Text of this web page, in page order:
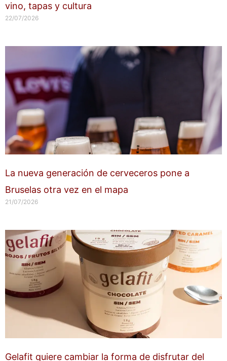
vino, tapas y cultura
22/07/2026
La nueva generación de cerveceros pone a
Bruselas otra vez en el mapa
21/07/2026
Gelafit quiere cambiar la forma de disfrutar del